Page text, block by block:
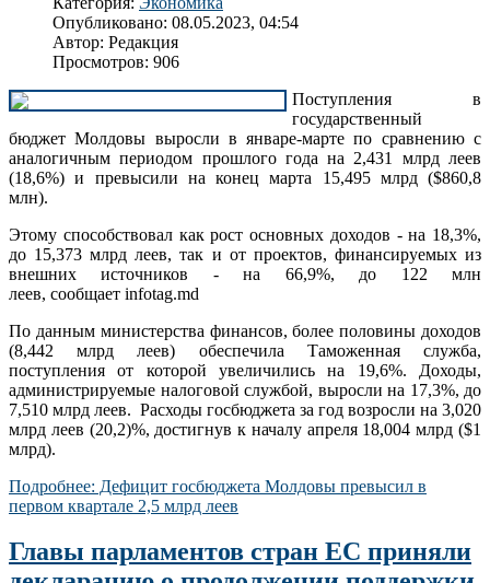
Опубликовано: 08.05.2023, 04:54
Автор: Редакция
Просмотров: 906
Поступления в
государственный
бюджет Молдовы выросли в январе-марте по сравнению с
аналогичным периодом прошлого года на 2,431 млрд леев
(18,6%) и превысили на конец марта 15,495 млрд ($860,8
млн).
Этому способствовал как рост основных доходов - на 18,3%,
до 15,373 млрд леев, так и от проектов, финансируемых из
внешних источников - на 66,9%, до 122 млн
леев, сообщает infotag.md
По данным министерства финансов, более половины доходов
(8,442 млрд леев) обеспечила Таможенная служба,
поступления от которой увеличились на 19,6%. Доходы,
администрируемые налоговой службой, выросли на 17,3%, до
7,510 млрд леев. Расходы госбюджета за год возросли на 3,020
млрд леев (20,2)%, достигнув к началу апреля 18,004 млрд ($1
млрд).
Подробнее: Дефицит госбюджета Молдовы превысил в
первом квартале 2,5 млрд леев
Главы парламентов стран ЕС приняли